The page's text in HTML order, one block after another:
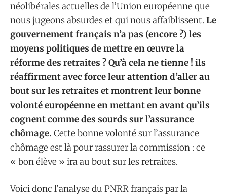
néolibérales actuelles de l’Union européenne que
nous jugeons absurdes et qui nous affaiblissent. Le
gouvernement français n’a pas (encore ?) les
moyens politiques de mettre en œuvre la
réforme des retraites ? Qu’à cela ne tienne ! ils
réaffirment avec force leur attention d’aller au
bout sur les retraites et montrent leur bonne
volonté européenne en mettant en avant qu’ils
cognent comme des sourds sur l’assurance
chômage. Cette bonne volonté sur l’assurance
chômage est là pour rassurer la commission : ce
« bon élève » ira au bout sur les retraites.
Voici donc l’analyse du PNRR français par la